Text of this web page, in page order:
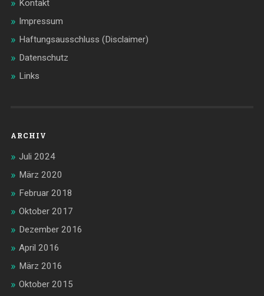
Kontakt
Impressum
Haftungsausschluss (Disclaimer)
Datenschutz
Links
ARCHIV
Juli 2024
März 2020
Februar 2018
Oktober 2017
Dezember 2016
April 2016
März 2016
Oktober 2015